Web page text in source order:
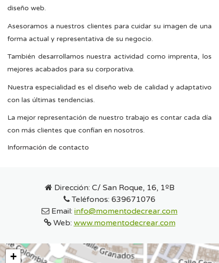
diseño web.
Asesoramos a nuestros clientes para cuidar su imagen de una
forma actual y representativa de su negocio.
También desarrollamos nuestra actividad como imprenta, los
mejores acabados para su corporativa.
Nuestra especialidad es el diseño web de calidad y adaptativo
con las últimas tendencias.
La mejor representación de nuestro trabajo es contar cada día
con más clientes que confían en nosotros.
Información de contacto
Dirección: C/ San Roque, 16, 1ºB
Teléfonos: 639671076
Email: info@momentodecrear.com
Web: www.momentodecrear.com
+